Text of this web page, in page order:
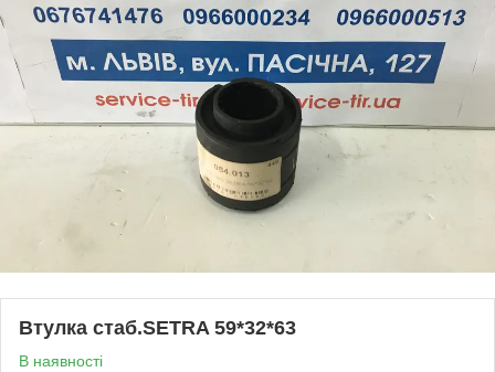
Втулка стаб.SETRA 59*32*63
В наявності